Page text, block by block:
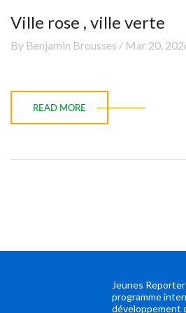
Ville rose , ville verte
By Benjamin Brousses / Mar 20,
READ MORE
Jeunes
programme
développement